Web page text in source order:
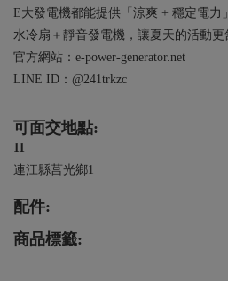
E大發電機都能提供「涼爽 + 穩定電力
水冷扇＋靜音發電機，讓夏天的活動更
官方網站：e-power-generator.net
LINE ID：@241trkzc
可面交地點:
11
連江縣莒光鄉1
配件:
商品標籤: